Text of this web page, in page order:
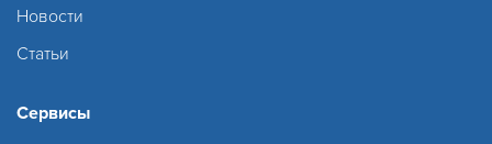
Новости
Статьи
Сервисы